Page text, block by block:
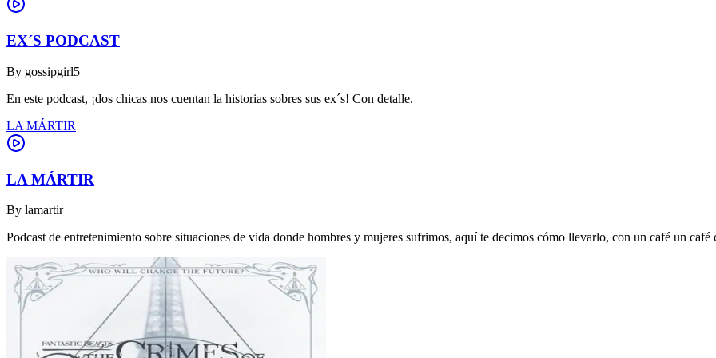
EX´S PODCAST
By gossipgirl5
En este podcast, ¡dos chicas nos cuentan la historias sobres sus ex´s! Con detalle.
LA MÁRTIR
LA MÁRTIR
By lamartir
Podcast de entretenimiento sobre situaciones de vida donde hombres y mujeres sufrimos, aquí te decimos cómo llevarlo, con un café un café